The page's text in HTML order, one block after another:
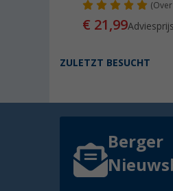
(Over
€ 21,99
ZULETZT BESUCHT
Berger